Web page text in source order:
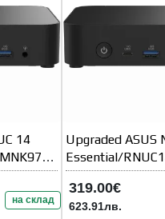
14
4800
на склад
Upgraded ASUS
Essential/
002/N97
Processor/
SO-DIMM/5xUSB
319.00€
623.91лв.